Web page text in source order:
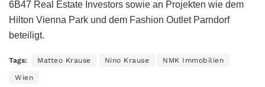
6B47 Real Estate Investors sowie an Projekten wie dem
Hilton Vienna Park und dem Fashion Outlet Parndorf
beteiligt.
Tags: Matteo Krause Nino Krause NMK Immobilien
Wien